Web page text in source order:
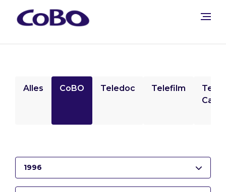
Alles CoBO Teledoc Telefilm
1996